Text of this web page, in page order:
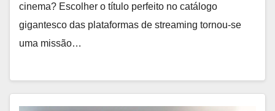
cinema? Escolher o título perfeito no catálogo
gigantesco das plataformas de streaming tornou-se
uma missão…